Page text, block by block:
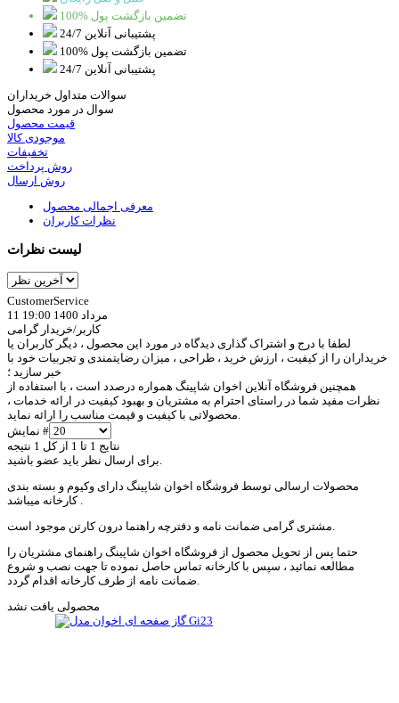
100% تضمین بازگشت پول
پشتیبانی آنلاین 24/7
100% تضمین بازگشت پول
پشتیبانی آنلاین 24/7
سوالات متداول خریداران
سوال در مورد محصول
قیمت محصول
موجودی کالا
تخفیفات
روش پرداخت
روش ارسال
معرفی اجمالی محصول
نظرات کاربران
لیست نظرات
CustomerService
11 مرداد 1400 19:00
کاربر/خریدار گرامی
لطفا با درج و اشتراک گذاری دیدگاه در مورد این محصول ، دیگر کاربران یا
خریداران را از کیفیت ، ارزش خرید ، طراحی ، میزان رضایتمندی و تجربیات خود با
خبر سازید ؛
همچنین فروشگاه آنلاین اخوان شاپینگ همواره درصدد است ، با استفاده از
نظرات مفید شما در راستای احترام به مشتریان و بهبود کیفیت در ارائه خدمات ،
نمایش #
نتایج 1 تا 1 از کل 1 نتیجه
محصولات ارسالی توسط فروشگاه اخوان شاپینگ دارای وکیوم و بسته بندی
کارخانه میباشد .
حتما پس از تحویل محصول از فروشگاه اخوان شاپینگ راهنمای مشتریان را
مطالعه نمائید ، سپس با کارخانه تماس حاصل نموده تا جهت نصب و شروع
محصولی یافت نشد